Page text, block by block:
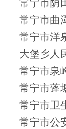
常宁市荫
常宁市曲
常宁市洋
大堡乡人
常宁市泉
常宁市蓬
常宁市卫
常宁市公